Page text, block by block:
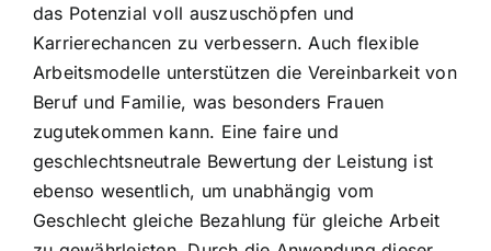
das Potenzial voll auszuschöpfen und
Karrierechancen zu verbessern. Auch flexible
Arbeitsmodelle unterstützen die Vereinbarkeit von
Beruf und Familie, was besonders Frauen
zugutekommen kann. Eine faire und
geschlechtsneutrale Bewertung der Leistung ist
ebenso wesentlich, um unabhängig vom
Geschlecht gleiche Bezahlung für gleiche Arbeit